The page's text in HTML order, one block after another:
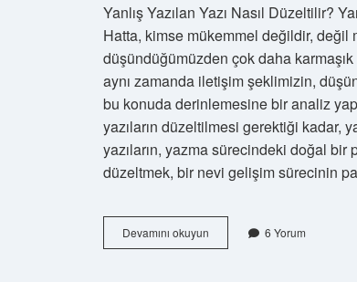
Yanlış Yazılan Yazı Nasıl Düzeltilir?
Hatta, kimse mükemmel değildir, değil
düşündüğümüzden çok daha
aynı zamanda iletişim şeklimizin,
bu konuda derinlemesine bir analiz
yazıların düzeltilmesi gerektiği kadar,
yazıların, yazma sürecindeki doğal bir
düzeltmek, bir nevi gelişim sürecinin
Devamını okuyun
yazılan
6 Yorum